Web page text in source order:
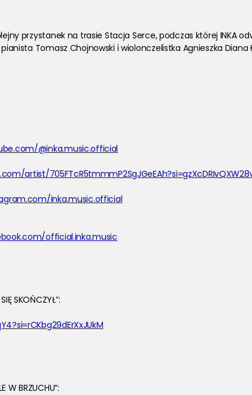
przystanek na trasie Stacja Serce, podczas której INKA
Tomasz Chojnowski i wiolonczelistka Agnieszka Diana
@inka.music.official
artist/
inka.music.official
official.inka.music
SKOŃCZYŁ”:
W BRZUCHU”: